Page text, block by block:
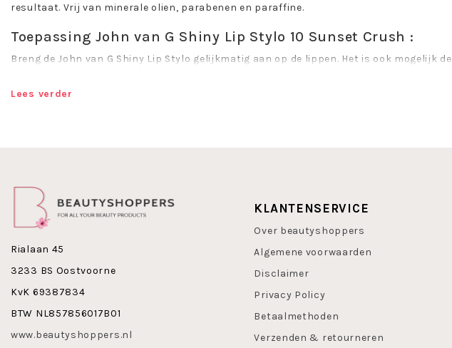
resultaat. Vrij van minerale olien, parabenen en paraffine.
Toepassing John van G Shiny Lip Stylo 10 Sunset Crush :
Breng de John van G Shiny Lip Stylo gelijkmatig aan op de lippen. Het is ook mogelijk de
het naar wens uit.
DI-T-BUTYL HYDROXYHYDROCINNAMATE, PARFUM, SILICA, BENZYL BENZOATE,
TRIHYDROXYSTEARIN, TIN OXIDE, SODIUM HYALURONATE, [+/- CI 15850, CI 15850, CI 15985,
CI 19140, CI 42090, CI 45380, CI 45410, CI 77491, CI 77492, CI 77499, CI 77742, CI 77891]
Maak nu kennis met John van G Shiny Lip Stylo 10 Sunset Crush !
Lees verder
Rialaan 45
3233 BS Oostvoorne
KvK 69387834
BTW NL857856017B01
www.beautyshoppers.nl
KLANTENSERVICE
Over beautyshoppers
Algemene voorwaarden
Disclaimer
Privacy Policy
Betaalmethoden
Verzenden & retourneren